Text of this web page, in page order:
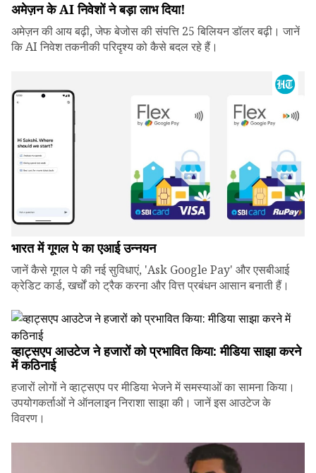
अमेज़न के AI निवेशों ने बड़ा लाभ दिया!
अमेज़न की आय बढ़ी, जेफ बेजोस की संपत्ति 25 बिलियन डॉलर बढ़ी। जानें
कि AI निवेश तकनीकी परिदृश्य को कैसे बदल रहे हैं।
भारत में गूगल पे का एआई उन्नयन
जानें कैसे गूगल पे की नई सुविधाएं, 'Ask Google Pay' और एसबीआई
क्रेडिट कार्ड, खर्चों को ट्रैक करना और वित्त प्रबंधन आसान बनाती हैं।
व्हाट्सएप आउटेज ने हजारों को प्रभावित किया: मीडिया साझा करने
में कठिनाई
हजारों लोगों ने व्हाट्सएप पर मीडिया भेजने में समस्याओं का सामना किया।
उपयोगकर्ताओं ने ऑनलाइन निराशा साझा की। जानें इस आउटेज के
विवरण।